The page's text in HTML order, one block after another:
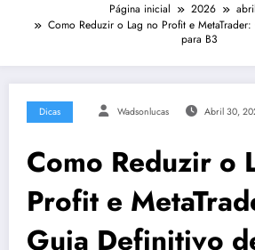
Página inicial 2026 abril
Como Reduzir o Lag no Profit e
para B3
Dicas Wadsonlucas Abril 30,
Como Reduzir o
Profit e
Guia Definitivo